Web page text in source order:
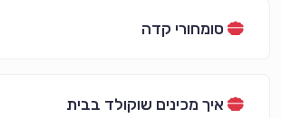
סומחורי קדה
איך מכינים שוקולד בבית